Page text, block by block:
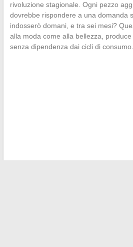
rivoluzione stagionale. Ogni pezzo
dovrebbe rispondere a una domanda
indosserò domani, e tra sei mesi?
alla moda come alla bellezza,
senza dipendenza dai cicli di consumo.